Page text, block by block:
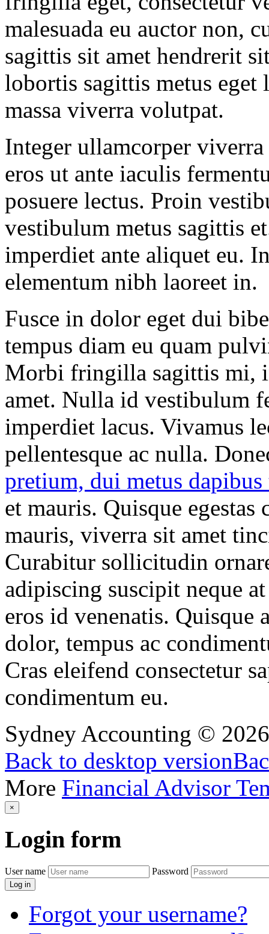
malesuada eu auctor non,
sagittis sit amet hendrerit
lobortis sagittis metus
massa viverra volutpat.
Integer ullamcorper
eros ut ante iaculis
posuere lectus. Proin
vestibulum metus sagittis
imperdiet ante aliquet eu.
elementum nibh laoreet in.
Fusce in dolor eget dui
tempus diam eu quam
Morbi fringilla sagittis mi,
amet. Nulla id vestibulum
imperdiet lacus. Vivamus
pellentesque ac nulla.
pretium, dui metus
et mauris. Quisque
mauris, viverra sit amet
Curabitur sollicitudin
adipiscing suscipit neque
eros id venenatis. Quisque
dolor, tempus ac
Cras eleifend consectetur
condimentum eu.
Sydney Accounting © 2026
Back to desktop version
More Financial Advisor
×
Login form
User name Password
Log in
Forgot your username?